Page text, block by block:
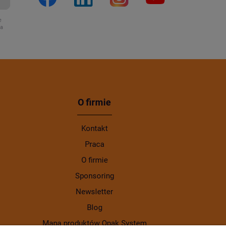
O firmie
Kontakt
Praca
O firmie
Sponsoring
Newsletter
Blog
Mapa produktów Opak System